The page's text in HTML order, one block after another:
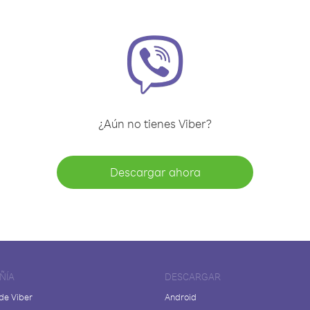
¿Aún no tienes Viber?
Descargar ahora
Viber
DESCARGAR
Android